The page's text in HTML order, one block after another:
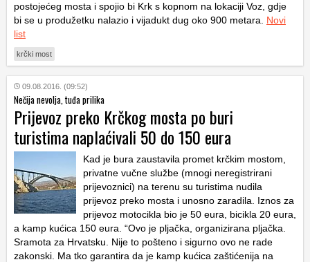
postojećeg mosta i spojio bi Krk s kopnom na lokaciji Voz, gdje
bi se u produžetku nalazio i vijadukt dug oko 900 metara. Novi
list
krčki most
09.08.2016. (09:52)
Nečija nevolja, tuđa prilika
Prijevoz preko Krčkog mosta po buri
turistima naplaćivali 50 do 150 eura
Kad je bura zaustavila promet krčkim mostom,
privatne vučne službe (mnogi neregistrirani
prijevoznici) na terenu su turistima nudila
prijevoz preko mosta i unosno zaradila. Iznos za
prijevoz motocikla bio je 50 eura, bicikla 20 eura,
a kamp kućica 150 eura. “Ovo je pljačka, organizirana pljačka.
Sramota za Hrvatsku. Nije to pošteno i sigurno ovo ne rade
zakonski. Ma tko garantira da je kamp kućica zaštićenija na